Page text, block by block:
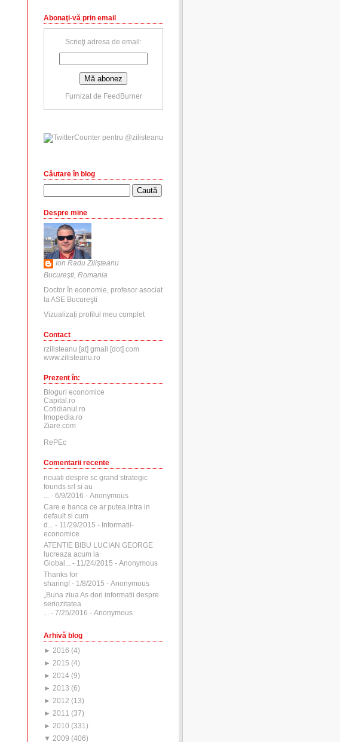
Abonaţi-vă prin email
Scrieţi adresa de email:
Furnizat de FeedBurner
Căutare în blog
Despre mine
Ion Radu Zilişteanu
Bucureşti, Romania
Doctor în economie, profesor asociat
la ASE Bucureşti
Vizualizați profilul meu complet
Contact
rzilisteanu [at] gmail [dot] com
www.zilisteanu.ro
Prezent în:
Bloguri economice
Capital.ro
Cotidianul.ro
Imopedia.ro
Ziare.com
RePEc
Comentarii recente
nouati despre sc grand strategic
founds srl si au
... - 6/9/2016 - Anonymous
Care e banca ce ar putea intra in
default si cum
d... - 11/29/2015 - Informatii-
economice
ATENTIE BIBU LUCIAN GEORGE
lucreaza acum la
Global... - 11/24/2015 - Anonymous
Thanks for
sharing! - 1/8/2015 - Anonymous
„Buna ziua As dori informatii despre
seriozitatea
... - 7/25/2016 - Anonymous
Arhivă blog
► 2016 (4)
► 2015 (4)
► 2014 (9)
► 2013 (6)
► 2012 (13)
► 2011 (37)
► 2010 (331 )
▼ 2009 (406)